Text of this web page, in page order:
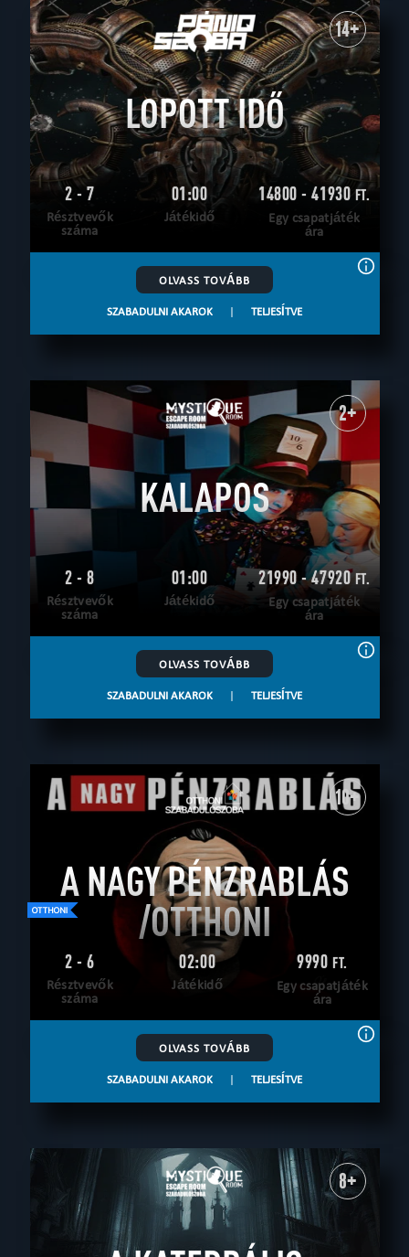
14+
LOPOTT IDŐ
2 - 7
Résztvevők
száma
01:00
Játékidő
14800 - 41930 FT.
Egy csapatjáték
ára
OLVASS TOVÁBB
SZABADULNI AKAROK | TELJESÍTVE
2+
KALAPOS
2 - 8
Résztvevők
száma
01:00
Játékidő
21990 - 47920FT.
Egy csapatjáték
ára
OLVASS TOVÁBB
SZABADULNI AKAROK | TELJESÍTVE
10+
A NAGY PÉNZRABLÁS
/OTTHONI
2 - 6
Résztvevők
száma
02:00
Játékidő
9990FT.
Egy csapatjáték
ára
OLVASS TOVÁBB
SZABADULNI AKAROK | TELJESÍTVE
8+